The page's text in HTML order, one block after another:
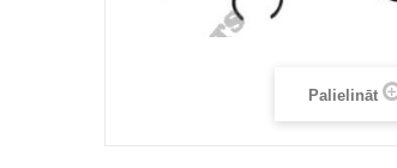
Palielināt